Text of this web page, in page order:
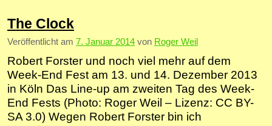
The Clock
Veröffentlicht am 7. Januar 2014 von Roger Weil
Robert Forster und noch viel mehr auf dem
Week-End Fest am 13. und 14. Dezember 2013
in Köln Das Line-up am zweiten Tag des Week-
End Fests (Photo: Roger Weil – Lizenz: CC BY-
SA 3.0) Wegen Robert Forster bin ich